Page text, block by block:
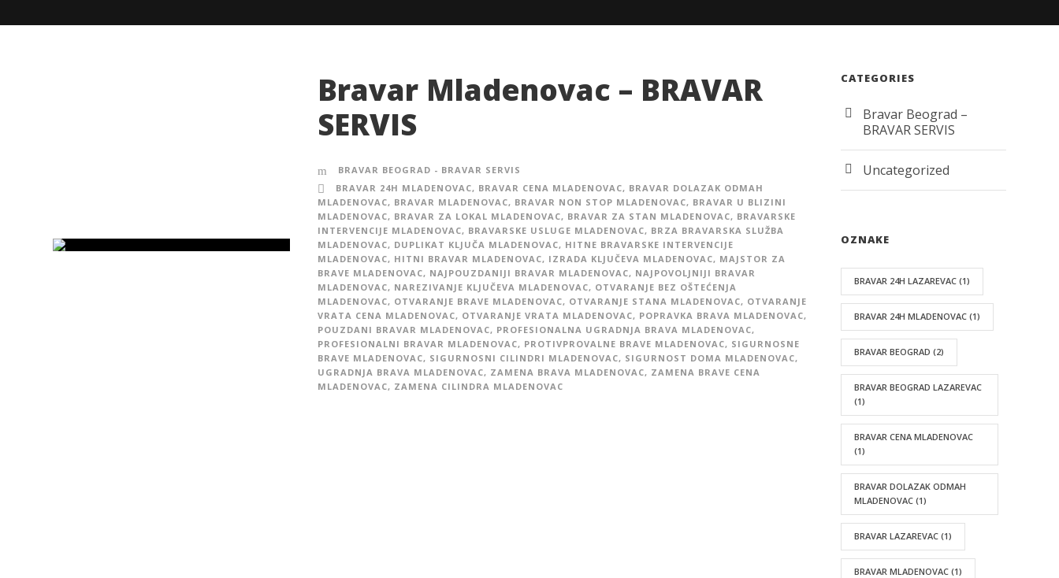
Bravar Mladenovac – BRAVAR
SERVIS
BRAVAR BEOGRAD - BRAVAR SERVIS
BRAVAR 24H MLADENOVAC, BRAVAR CENA MLADENOVAC, BRAVAR DOLAZAK ODMAH
MLADENOVAC, BRAVAR MLADENOVAC, BRAVAR NON STOP MLADENOVAC, BRAVAR U BLIZINI
MLADENOVAC, BRAVAR ZA LOKAL MLADENOVAC, BRAVAR ZA STAN MLADENOVAC, BRAVARSKE
INTERVENCIJE MLADENOVAC, BRAVARSKE USLUGE MLADENOVAC, BRZA BRAVARSKA SLUŽBA
MLADENOVAC, DUPLIKAT KLJUČA MLADENOVAC, HITNE BRAVARSKE INTERVENCIJE
MLADENOVAC, HITNI BRAVAR MLADENOVAC, IZRADA KLJUČEVA MLADENOVAC, MAJSTOR ZA
BRAVE MLADENOVAC, NAJPOUZDANIJI BRAVAR MLADENOVAC, NAJPOVOLJNIJI BRAVAR
MLADENOVAC, NAREZIVANJE KLJUČEVA MLADENOVAC, OTVARANJE BEZ OŠTEĆENJA
MLADENOVAC, OTVARANJE BRAVE MLADENOVAC, OTVARANJE STANA MLADENOVAC, OTVARANJE
VRATA CENA MLADENOVAC, OTVARANJE VRATA MLADENOVAC, POPRAVKA BRAVA MLADENOVAC,
POUZDANI BRAVAR MLADENOVAC, PROFESIONALNA UGRADNJA BRAVA MLADENOVAC,
PROFESIONALNI BRAVAR MLADENOVAC, PROTIVPROVALNE BRAVE MLADENOVAC, SIGURNOSNE
BRAVE MLADENOVAC, SIGURNOSNI CILINDRI MLADENOVAC, SIGURNOST DOMA MLADENOVAC,
UGRADNJA BRAVA MLADENOVAC, ZAMENA BRAVA MLADENOVAC, ZAMENA BRAVE CENA
MLADENOVAC, ZAMENA CILINDRA MLADENOVAC
CATEGORIES
Bravar Beograd –
BRAVAR SERVIS
Uncategorized
OZNAKE
BRAVAR 24H LAZAREVAC (1)
BRAVAR 24H MLADENOVAC (1)
BRAVAR BEOGRAD (2)
BRAVAR BEOGRAD LAZAREVAC
(1)
BRAVAR CENA MLADENOVAC
(1)
BRAVAR DOLAZAK ODMAH
MLADENOVAC (1)
BRAVAR LAZAREVAC (1)
BRAVAR MLADENOVAC (1)